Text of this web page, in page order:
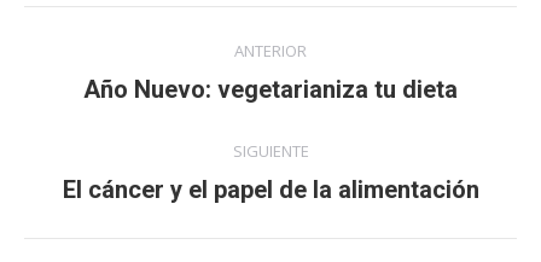
entre
ANTERIOR
Publicación
Año Nuevo: vegetarianiza tu dieta
SIGUIENTE
Publicación
El cáncer y el papel de la alimentación